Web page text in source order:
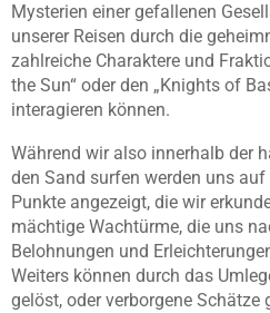
Mysterien einer gefallenen
unserer Reisen durch die
zahlreiche Charaktere und
the Sun“ oder den „Knights of
interagieren können.
Während wir also innerhalb der
den Sand surfen werden uns
Punkte angezeigt, die wir
mächtige Wachtürme, die uns
Belohnungen und
Weiters können durch das
gelöst, oder verborgene Schätze